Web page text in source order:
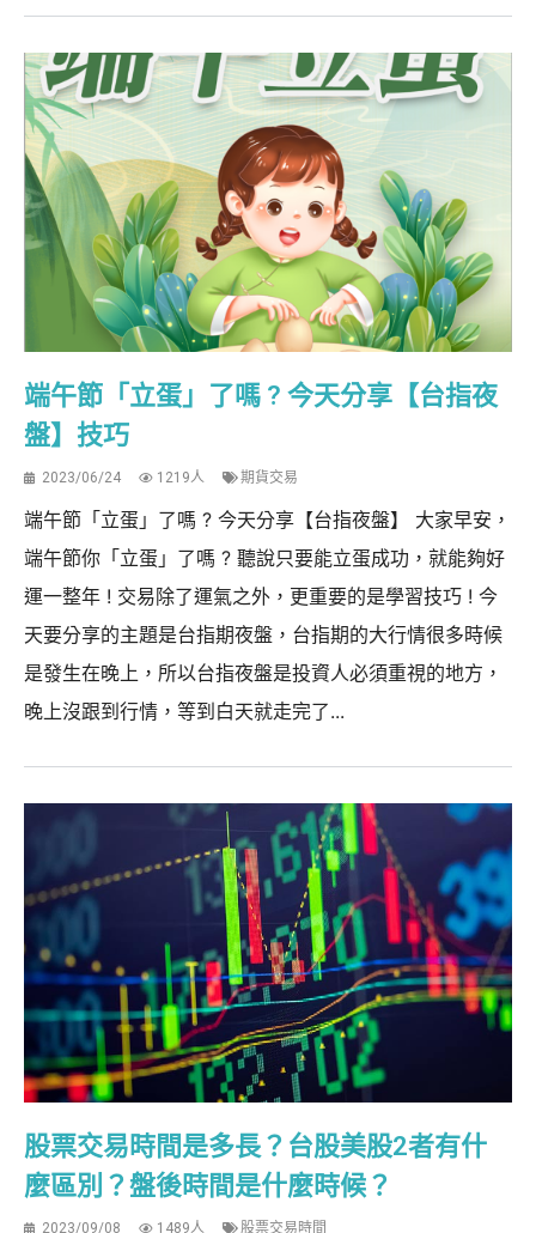
端午節「立蛋」了嗎 ? 今天分享【台指夜
盤】技巧
2023/06/24 1219人 期貨交易
端午節「立蛋」了嗎 ? 今天分享【台指夜盤】 大家早安，
端午節你「立蛋」了嗎 ? 聽說只要能立蛋成功，就能夠好
運一整年 ! 交易除了運氣之外，更重要的是學習技巧 ! 今
天要分享的主題是台指期夜盤，台指期的大行情很多時候
是發生在晚上，所以台指夜盤是投資人必須重視的地方，
晚上沒跟到行情，等到白天就走完了...
股票交易時間是多長？台股美股2者有什
麼區別？盤後時間是什麼時候？
2023/09/08 1489人 股票交易時間